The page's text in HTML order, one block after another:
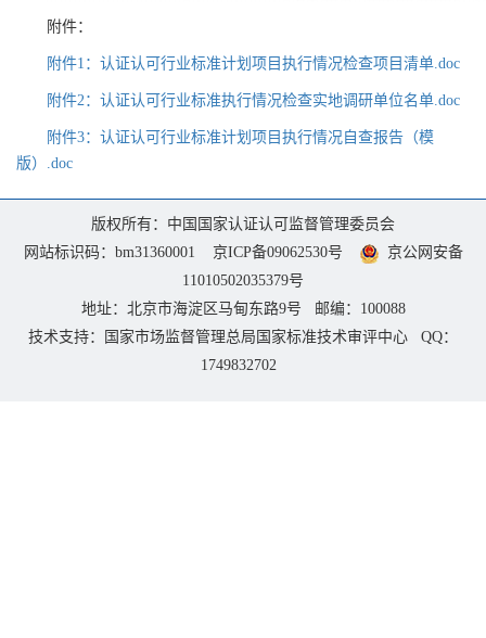
附件：
附件1：认证认可行业标准计划项目执行情况检查项目清单.doc
附件2：认证认可行业标准执行情况检查实地调研单位名单.doc
附件3：认证认可行业标准计划项目执行情况自查报告（模
版）.doc
版权所有：中国国家认证认可监督管理委员会
网站标识码：bm31360001 京ICP备09062530号
京公网安备
11010502035379号
地址：北京市海淀区马甸东路9号 邮编：100088
技术支持：国家市场监督管理总局国家标准技术审评中心 QQ：
1749832702